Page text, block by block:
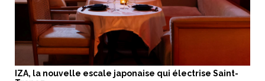
IZA, la nouvelle escale japonaise qui électrise Saint-